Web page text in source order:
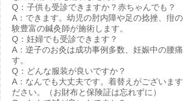
Q：子供も受診できますか？赤ちゃんでも？
A：できます。幼児の肘内障や足の捻挫、疳
験豊富の鍼灸師が施術します。
Q：妊婦でも受診できます？
A：逆子のお灸は成功事例多数、妊娠中の腰
す。
Q：どんな服装が良いですか？
A：なんでも大丈夫です。着替えがございま
ださい。（お財布と保険証は忘れずに）